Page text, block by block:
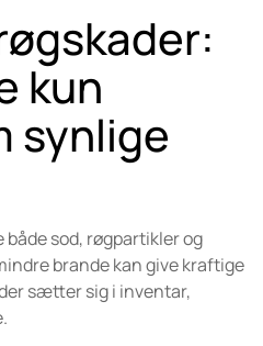
kun
synlige
sod, røgpartikler og
brande kan give kraftige
sætter sig i inventar,